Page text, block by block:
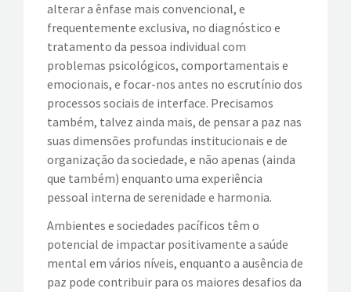
alterar a ênfase mais convencional, e
frequentemente exclusiva, no diagnóstico e
tratamento da pessoa individual com
problemas psicológicos, comportamentais e
emocionais, e focar-nos antes no escrutínio dos
processos sociais de interface. Precisamos
também, talvez ainda mais, de pensar a paz nas
suas dimensões profundas institucionais e de
organização da sociedade, e não apenas (ainda
que também) enquanto uma experiência
pessoal interna de serenidade e harmonia.
Ambientes e sociedades pacíficos têm o
potencial de impactar positivamente a saúde
mental em vários níveis, enquanto a ausência de
paz pode contribuir para os maiores desafios da